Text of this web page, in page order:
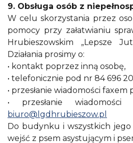
9. Obsługa osób z
W celu skorzystania przez
pomocy przy załatwianiu
Hrubieszowskim „Lepsze
Działania prosimy o:
• kontakt poprzez inną osobę,
• telefonicznie pod nr 84 696
• przesłanie wiadomości faxem
• przesłanie
biuro@lgdhrubieszow.pl
Do budynku i wszystkich jego
wejść z psem asystującym i